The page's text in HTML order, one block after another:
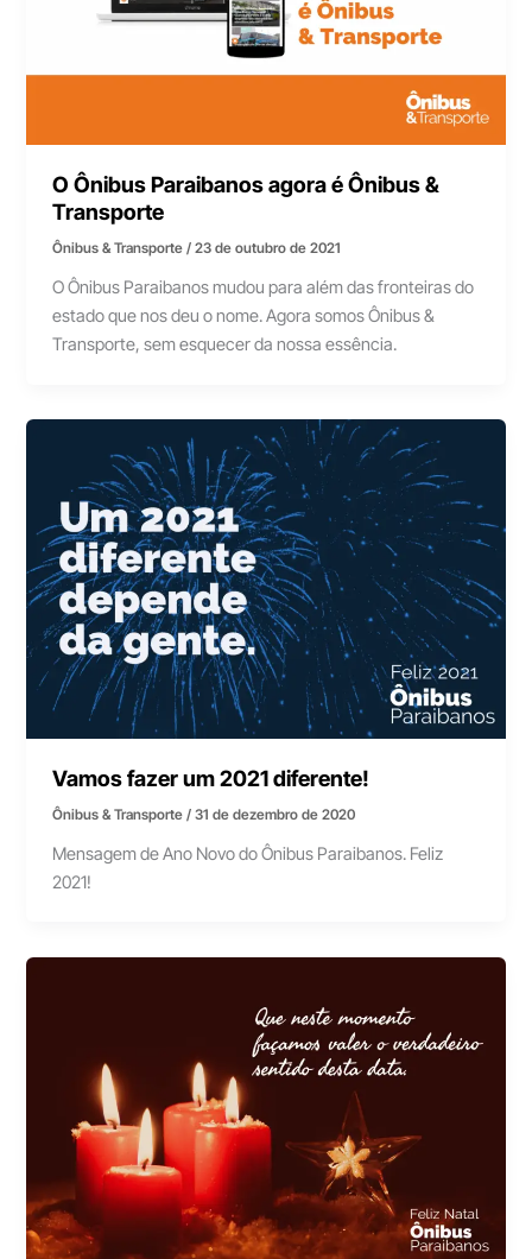
O Ônibus Paraibanos agora é Ônibus &
Transporte
Ônibus & Transporte/23 de outubro de 2021
O Ônibus Paraibanos mudou para além das fronteiras do
estado que nos deu o nome. Agora somos Ônibus &
Transporte, sem esquecer da nossa essência.
Vamos fazer um 2021 diferente!
Ônibus & Transporte/31 de dezembro de 2020
Mensagem de Ano Novo do Ônibus Paraibanos. Feliz
2021!